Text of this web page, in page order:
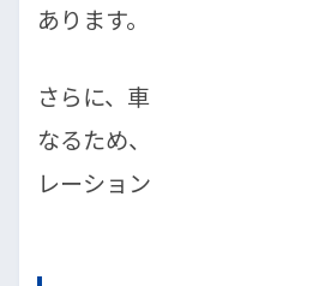
あります。
さらに、車検費用や保険料
なるため、購入前に総合的
レーションしておくことが